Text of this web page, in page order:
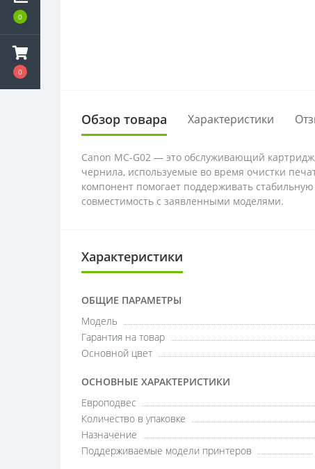
0
0
Обзор товара Характеристики
Canon MC-G02 — это обслуживающий
чернила, используемые во время очистки
компонент помогает поддерживать
совместимость с заявленными моделями.
Характеристики
ОБЩИЕ ПАРАМЕТРЫ
Модель
Гарантия на товар
Основной цвет
ОСНОВНЫЕ ХАРАКТЕРИСТИКИ
Европодвес
Количество в упаковке
Назначение
Поддерживаемые модели принтеров